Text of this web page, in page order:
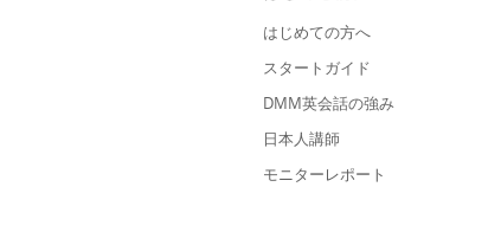
はじめての方へ
スタートガイド
DMM英会話の強み
日本人講師
モニターレポート